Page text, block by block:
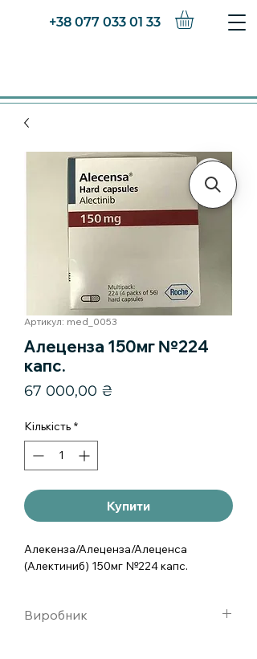
+38 077 033 01 33
Артикул: med_0053
Алеценза 150мг №224
капс.
67 000,00 ₴
Кількість *
Купити
Алекенза/Алеценза/Алеценса
(Алектиниб) 150мг №224 капс.
Виробник